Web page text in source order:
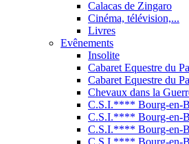
Calacas de Zingaro
Cinéma, télévision,...
Livres
Evênements
Insolite
Cabaret Equestre du
Cabaret Equestre du
Chevaux dans la
C.S.I.**** Bourg-en-
C.S.I.**** Bourg-en-
C.S.I.**** Bourg-en-
C.S.I.**** Bourg-en-